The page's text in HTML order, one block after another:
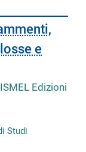
e
Edizioni
Studi